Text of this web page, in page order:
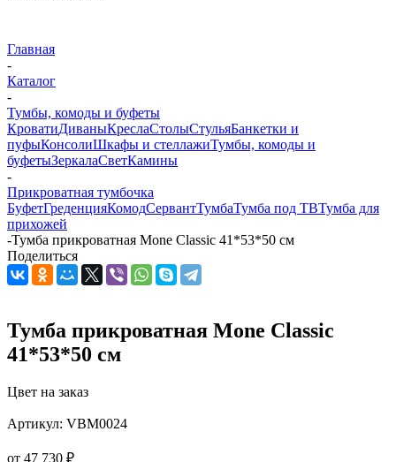
Главная
-
Каталог
-
Тумбы, комоды и буфеты
КроватиДиваныКреслаСтолыСтульяБанкетки и
пуфыКонсолиШкафы и стеллажиТумбы, комоды и
буфетыЗеркалаСветКамины
-
Прикроватная тумбочка
БуфетГреденцияКомодСервантТумбаТумба под ТВТумба для
прихожей
-Тумба прикроватная Mone Classic 41*53*50 см
Поделиться
Тумба прикроватная Mone Classic
41*53*50 см
Цвет на заказ
Артикул: VBM0024
от 47 730 ₽